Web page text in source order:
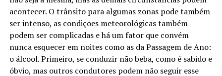
acontecer. O trânsito para algumas zonas pode também
ser intenso, as condições meteorológicas também
podem ser complicadas e há um fator que convém
nunca esquecer em noites como as da Passagem de Ano:
o álcool. Primeiro, se conduzir não beba, como é sabido e
óbvio, mas outros condutores podem não seguir esse